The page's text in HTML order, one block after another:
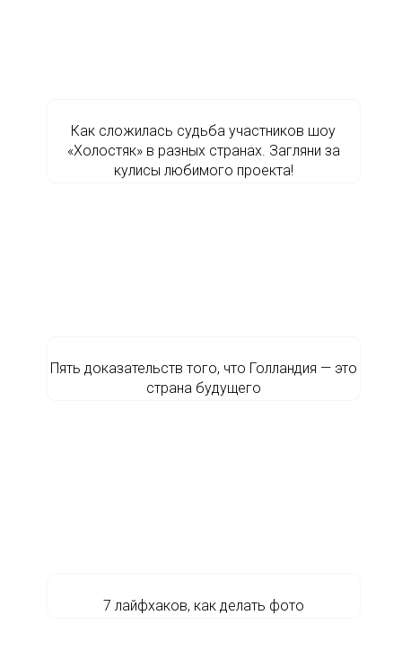
Как сложилась судьба участников шоу
«Холостяк» в разных странах. Загляни за
кулисы любимого проекта!
Пять доказательств того, что Голландия — это
страна будущего
7 лайфхаков, как делать фото